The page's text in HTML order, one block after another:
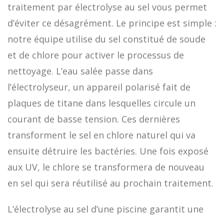
traitement par électrolyse au sel vous permet
d’éviter ce désagrément. Le principe est simple :
notre équipe utilise du sel constitué de soude
et de chlore pour activer le processus de
nettoyage. L’eau salée passe dans
l’électrolyseur, un appareil polarisé fait de
plaques de titane dans lesquelles circule un
courant de basse tension. Ces dernières
transforment le sel en chlore naturel qui va
ensuite détruire les bactéries. Une fois exposé
aux UV, le chlore se transformera de nouveau
en sel qui sera réutilisé au prochain traitement.
L’électrolyse au sel d’une piscine garantit une